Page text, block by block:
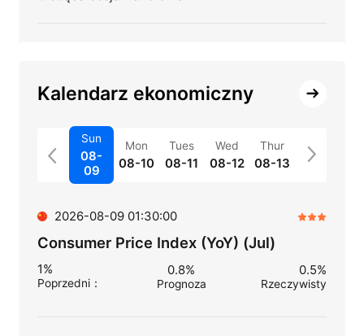
Kalendarz ekonomiczny
Sun
08-
09
Mon
08-10
Tues
08-11
Wed
08-12
Thur
08-13
2026-08-09 01:30:00
Consumer Price Index (YoY) (Jul)
1%
Poprzedni：
0.8%
Prognoza
0.5%
Rzeczywisty